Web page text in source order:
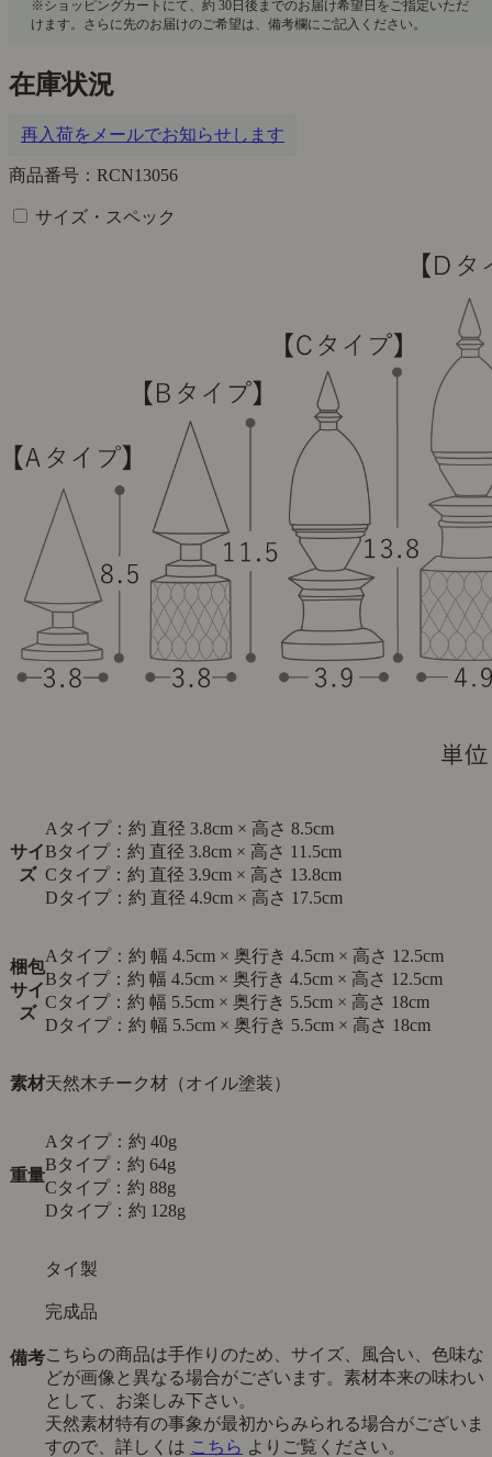
在庫状況
再入荷をメールでお知らせします
商品番号：RCN13056
サイズ・スペック
サイ
ズ
Aタイプ：約 直径 3.8cm × 高さ 8.5cm
Bタイプ：約 直径 3.8cm × 高さ 11.5cm
Cタイプ：約 直径 3.9cm × 高さ 13.8cm
Dタイプ：約 直径 4.9cm × 高さ 17.5cm
梱包
サイ
ズ
Aタイプ：約 幅 4.5cm × 奥行き 4.5cm × 高さ 12.5cm
Bタイプ：約 幅 4.5cm × 奥行き 4.5cm × 高さ 12.5cm
Cタイプ：約 幅 5.5cm × 奥行き 5.5cm × 高さ 18cm
Dタイプ：約 幅 5.5cm × 奥行き 5.5cm × 高さ 18cm
素材天然木チーク材（オイル塗装）
重量
Aタイプ：約 40g
Bタイプ：約 64g
Cタイプ：約 88g
Dタイプ：約 128g
備考
タイ製
完成品
こちらの商品は手作りのため、サイズ、風合い、色味な
どが画像と異なる場合がございます。素材本来の味わい
として、お楽しみ下さい。
天然素材特有の事象が最初からみられる場合がございま
すので、詳しくは こちら よりご覧ください。